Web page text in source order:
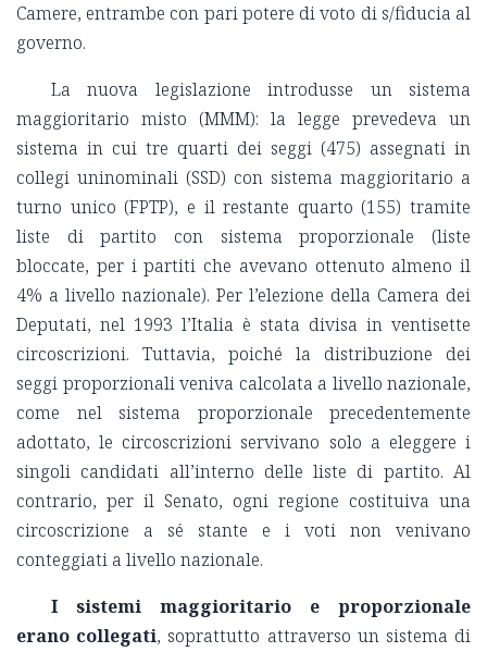
Camere, entrambe con pari potere di voto di s/fiducia al
governo.
La nuova legislazione introdusse un sistema
maggioritario misto (MMM): la legge prevedeva un
sistema in cui tre quarti dei seggi (475) assegnati in
collegi uninominali (SSD) con sistema maggioritario a
turno unico (FPTP), e il restante quarto (155) tramite
liste di partito con sistema proporzionale (liste
bloccate, per i partiti che avevano ottenuto almeno il
4% a livello nazionale). Per l’elezione della Camera dei
Deputati, nel 1993 l’Italia è stata divisa in ventisette
circoscrizioni. Tuttavia, poiché la distribuzione dei
seggi proporzionali veniva calcolata a livello nazionale,
come nel sistema proporzionale precedentemente
adottato, le circoscrizioni servivano solo a eleggere i
singoli candidati all’interno delle liste di partito. Al
contrario, per il Senato, ogni regione costituiva una
circoscrizione a sé stante e i voti non venivano
conteggiati a livello nazionale.
I sistemi maggioritario e proporzionale
erano collegati, soprattutto attraverso un sistema di